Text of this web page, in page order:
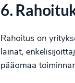
6.
Rahoitus on
lainat,
pääomaa